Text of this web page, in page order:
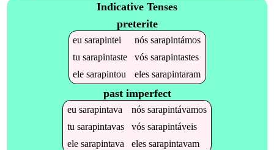
Indicative Tenses
preterite
eusarapintei nóssarapintámos
tusarapintaste vóssarapintastes
elesarapintou elessarapintaram
past imperfect
eu sarapintava nós sarapintávamos
tu sarapintavas vós sarapintáveis
ele sarapintava eles sarapintavam